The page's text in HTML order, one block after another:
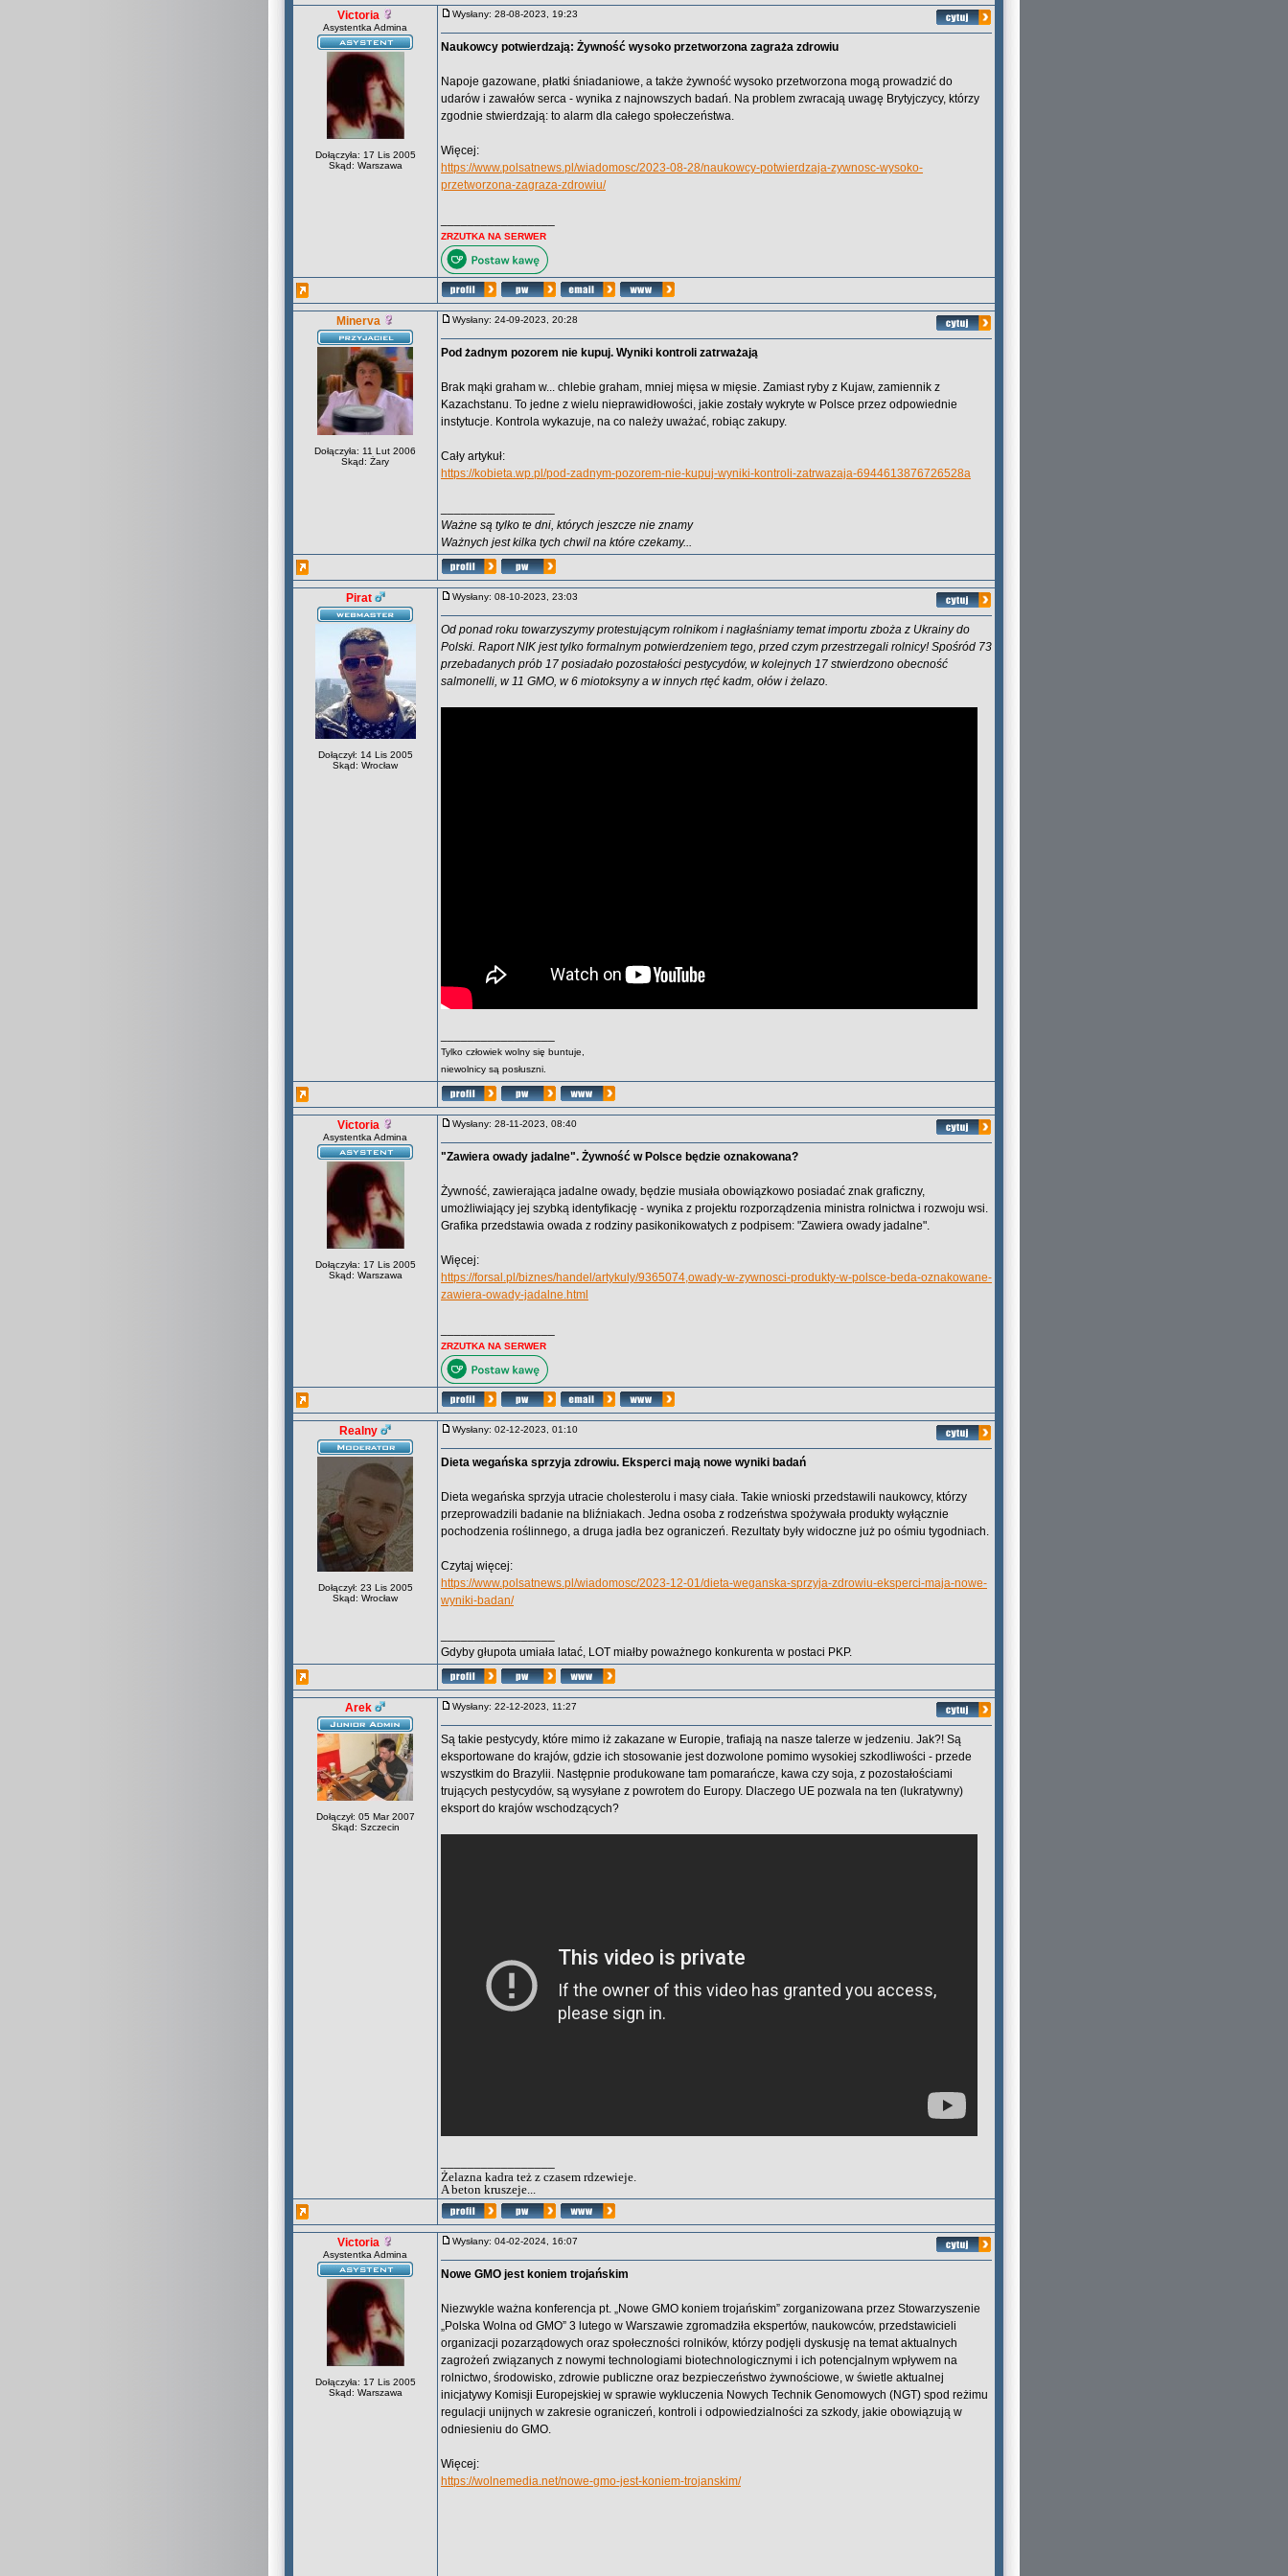
Victoria
Asystentka Admina
Dołączyła: 17 Lis 2005
Skąd: Warszawa
Wysłany: 28-08-2023, 19:23
Naukowcy potwierdzają: Żywność wysoko przetworzona zagraża zdrowiu
Napoje gazowane, płatki śniadaniowe, a także żywność wysoko przetworzona mogą prowadzić do
udarów i zawałów serca - wynika z najnowszych badań. Na problem zwracają uwagę Brytyjczycy, którzy
zgodnie stwierdzają: to alarm dla całego społeczeństwa.
Więcej:
https://www.polsatnews.pl/wiadomosc/2023-08-28/naukowcy-potwierdzaja-zywnosc-wysoko-
przetworzona-zagraza-zdrowiu/
ZRZUTKA NA SERWER
Minerva
Dołączyła: 11 Lut 2006
Skąd: Żary
Wysłany: 24-09-2023, 20:28
Pod żadnym pozorem nie kupuj. Wyniki kontroli zatrważają
Brak mąki graham w... chlebie graham, mniej mięsa w mięsie. Zamiast ryby z Kujaw, zamiennik z
Kazachstanu. To jedne z wielu nieprawidłowości, jakie zostały wykryte w Polsce przez odpowiednie
instytucje. Kontrola wykazuje, na co należy uważać, robiąc zakupy.
Cały artykuł:
https://kobieta.wp.pl/pod-zadnym-pozorem-nie-kupuj-wyniki-kontroli-zatrwazaja-6944613876726528a
Ważne są tylko te dni, których jeszcze nie znamy
Ważnych jest kilka tych chwil na które czekamy...
Pirat
Dołączył: 14 Lis 2005
Skąd: Wrocław
Wysłany: 08-10-2023, 23:03
Od ponad roku towarzyszymy protestującym rolnikom i nagłaśniamy temat importu zboża z Ukrainy do
Polski. Raport NIK jest tylko formalnym potwierdzeniem tego, przed czym przestrzegali rolnicy! Spośród 73
przebadanych prób 17 posiadało pozostałości pestycydów, w kolejnych 17 stwierdzono obecność
salmonelli, w 11 GMO, w 6 miotoksyny a w innych rtęć kadm, ołów i żelazo.
Tylko człowiek wolny się buntuje,
niewolnicy są posłuszni.
Victoria
Asystentka Admina
Dołączyła: 17 Lis 2005
Skąd: Warszawa
Wysłany: 28-11-2023, 08:40
"Zawiera owady jadalne". Żywność w Polsce będzie oznakowana?
Żywność, zawierająca jadalne owady, będzie musiała obowiązkowo posiadać znak graficzny,
umożliwiający jej szybką identyfikację - wynika z projektu rozporządzenia ministra rolnictwa i rozwoju wsi.
Grafika przedstawia owada z rodziny pasikonikowatych z podpisem: "Zawiera owady jadalne".
Więcej:
https://forsal.pl/biznes/handel/artykuly/9365074,owady-w-zywnosci-produkty-w-polsce-beda-oznakowane-
zawiera-owady-jadalne.html
ZRZUTKA NA SERWER
Realny
Dołączył: 23 Lis 2005
Skąd: Wrocław
Wysłany: 02-12-2023, 01:10
Dieta wegańska sprzyja zdrowiu. Eksperci mają nowe wyniki badań
Dieta wegańska sprzyja utracie cholesterolu i masy ciała. Takie wnioski przedstawili naukowcy, którzy
przeprowadzili badanie na bliźniakach. Jedna osoba z rodzeństwa spożywała produkty wyłącznie
pochodzenia roślinnego, a druga jadła bez ograniczeń. Rezultaty były widoczne już po ośmiu tygodniach.
Czytaj więcej:
https://www.polsatnews.pl/wiadomosc/2023-12-01/dieta-weganska-sprzyja-zdrowiu-eksperci-maja-nowe-
wyniki-badan/
Gdyby głupota umiała latać, LOT miałby poważnego konkurenta w postaci PKP.
Arek
Dołączył: 05 Mar 2007
Skąd: Szczecin
Wysłany: 22-12-2023, 11:27
Są takie pestycydy, które mimo iż zakazane w Europie, trafiają na nasze talerze w jedzeniu. Jak?! Są
eksportowane do krajów, gdzie ich stosowanie jest dozwolone pomimo wysokiej szkodliwości - przede
wszystkim do Brazylii. Następnie produkowane tam pomarańcze, kawa czy soja, z pozostałościami
trujących pestycydów, są wysyłane z powrotem do Europy. Dlaczego UE pozwala na ten (lukratywny)
eksport do krajów wschodzących?
Żelazna kadra też z czasem rdzewieje.
A beton kruszeje...
Victoria
Asystentka Admina
Dołączyła: 17 Lis 2005
Skąd: Warszawa
Wysłany: 04-02-2024, 16:07
Nowe GMO jest koniem trojańskim
Niezwykle ważna konferencja pt. „Nowe GMO koniem trojańskim” zorganizowana przez Stowarzyszenie
„Polska Wolna od GMO” 3 lutego w Warszawie zgromadziła ekspertów, naukowców, przedstawicieli
organizacji pozarządowych oraz społeczności rolników, którzy podjęli dyskusję na temat aktualnych
zagrożeń związanych z nowymi technologiami biotechnologicznymi i ich potencjalnym wpływem na
rolnictwo, środowisko, zdrowie publiczne oraz bezpieczeństwo żywnościowe, w świetle aktualnej
inicjatywy Komisji Europejskiej w sprawie wykluczenia Nowych Technik Genomowych (NGT) spod reżimu
regulacji unijnych w zakresie ograniczeń, kontroli i odpowiedzialności za szkody, jakie obowiązują w
odniesieniu do GMO.
Więcej:
https://wolnemedia.net/nowe-gmo-jest-koniem-trojanskim/